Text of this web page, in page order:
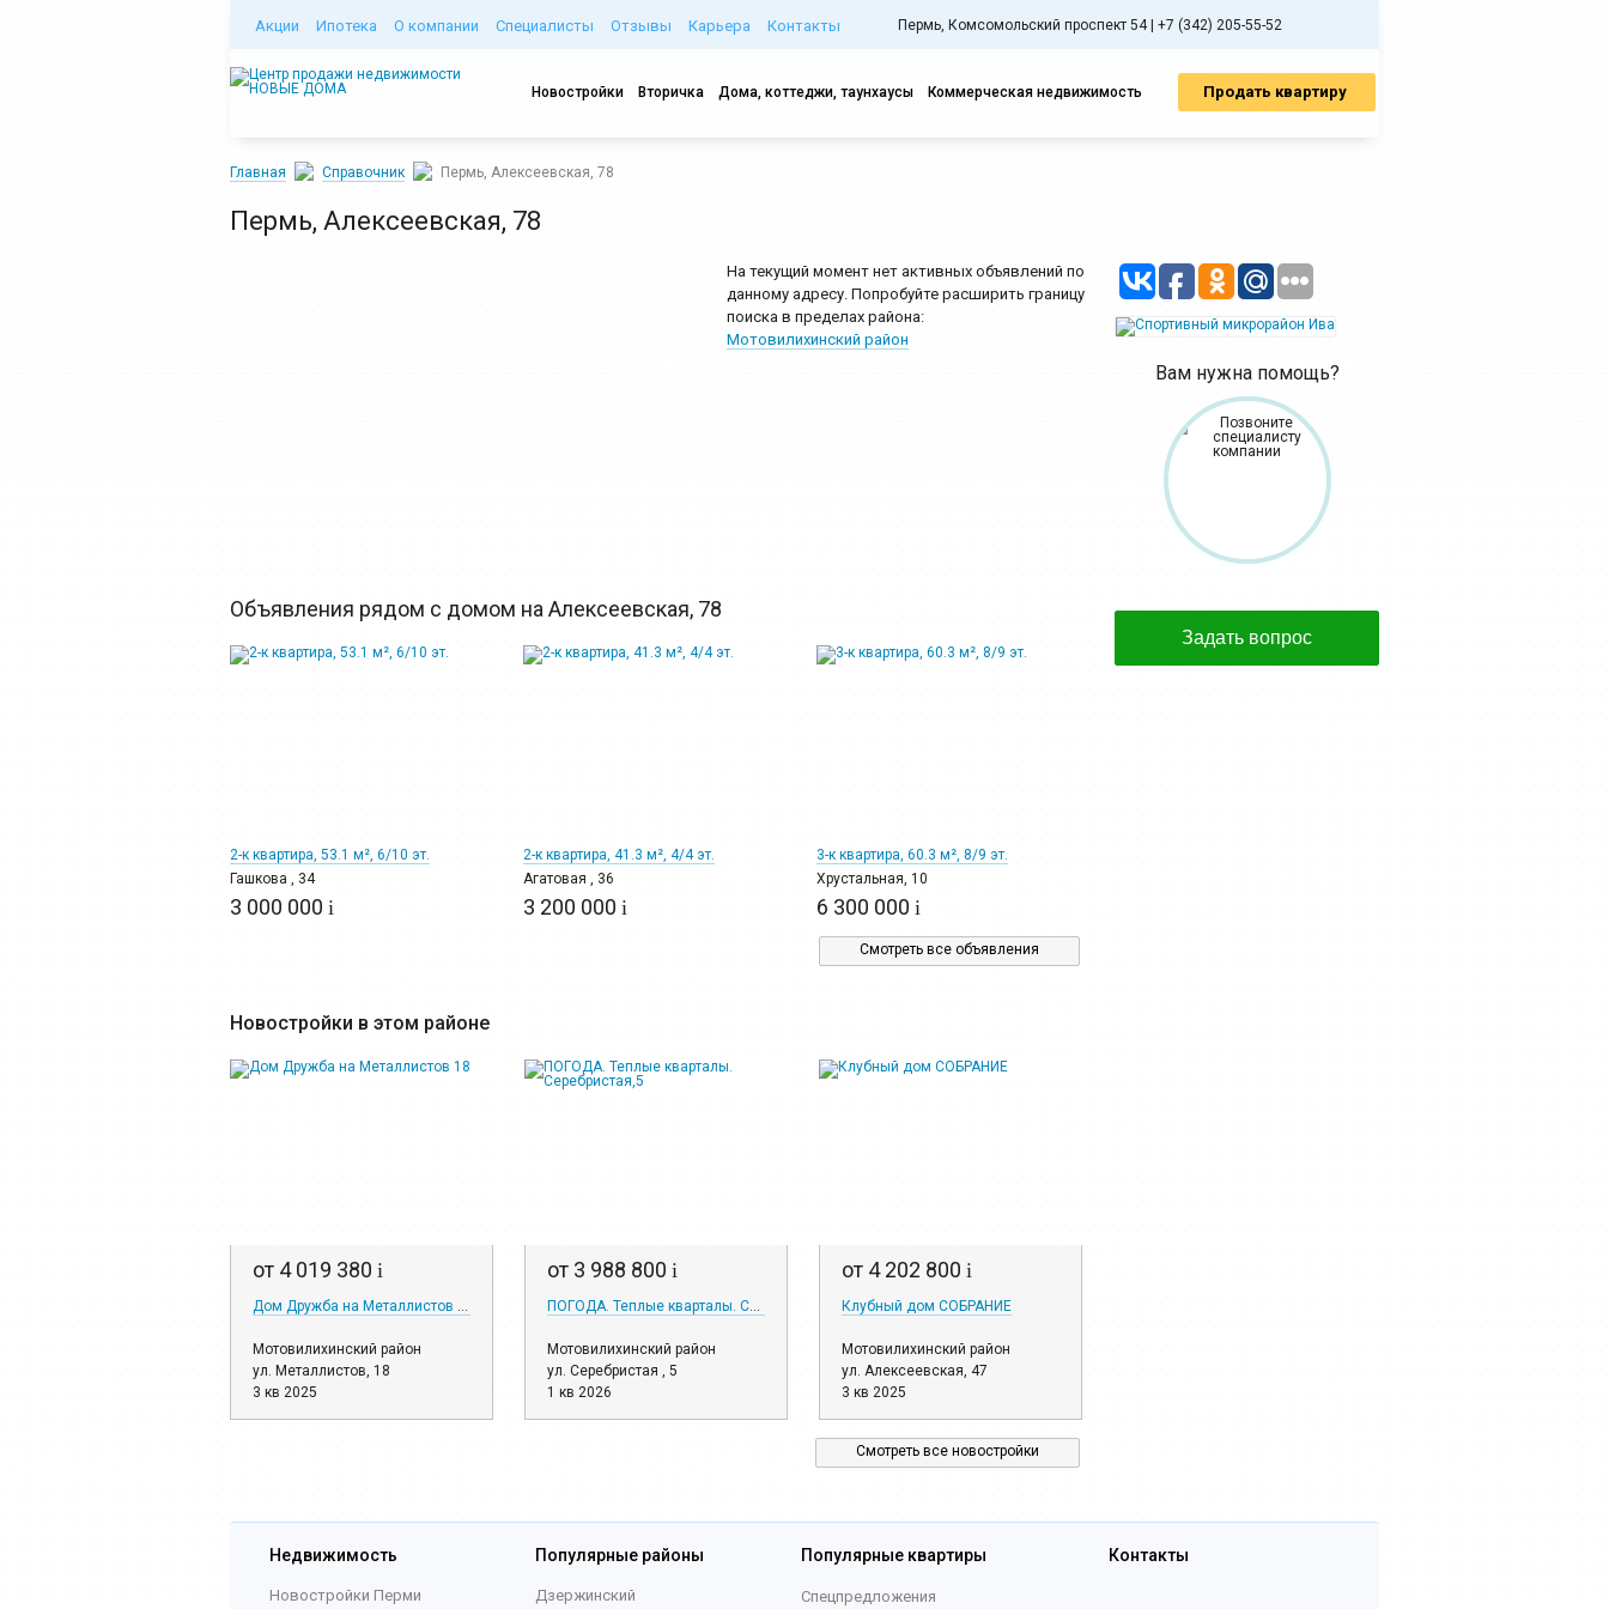
Акции Ипотека О компании Специалисты Отзывы Карьера Контакты Пермь, Комсомольский проспект 54 | +7 (342) 205-55-52
Новостройки Вторичка Дома, коттеджи, таунхаусы Коммерческая недвижимость Продать квартиру
Главная Справочник Пермь, Алексеевская, 78
Пермь, Алексеевская, 78
На текущий момент нет активных объявлений по
данному адресу. Попробуйте расширить границу
поиска в пределах района:
Мотовилихинский район
Объявления рядом с домом на Алексеевская, 78
2-к квартира, 53.1 м², 6/10 эт.
Гашкова , 34
3 000 000 i
2-к квартира, 41.3 м², 4/4 эт.
Агатовая , 36
3 200 000 i
3-к квартира, 60.3 м², 8/9 эт.
Хрустальная, 10
6 300 000 i
Смотреть все объявления
Новостройки в этом районе
от 4 019 380 i
Дом Дружба на Металлистов 18
Мотовилихинский район
ул. Металлистов, 18
3 кв 2025
от 3 988 800 i
ПОГОДА. Теплые кварталы. Серебристая,5
Мотовилихинский район
ул. Серебристая , 5
1 кв 2026
от 4 202 800 i
Клубный дом СОБРАНИЕ
Мотовилихинский район
ул. Алексеевская, 47
3 кв 2025
Смотреть все новостройки
Вам нужна помощь?
Задать вопрос
Недвижимость
Новостройки Перми
Популярные районы
Дзержинский
Популярные квартиры
Спецпредложения
Контакты